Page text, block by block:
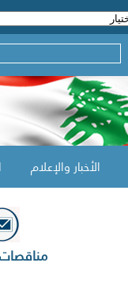
الأخبار والإعلام